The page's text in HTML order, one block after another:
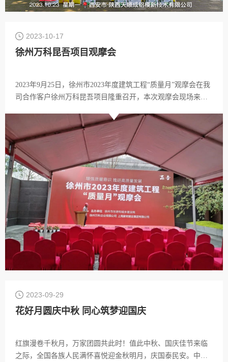
2023-10-17
徐州万科昆吾项目观摩会
2023年9月25日，徐州市2023年度建筑工程“质量月”观摩会在我
司合作客户徐州万科昆吾项目隆重召开，本次观摩会现场来自
2023-09-29
花好月圆庆中秋 同心筑梦迎国庆
红旗漫卷千秋月，万家团圆共此时！值此中秋、国庆佳节来临
之际，全国各族人民满怀喜悦迎金秋明月，庆国泰民安。中华